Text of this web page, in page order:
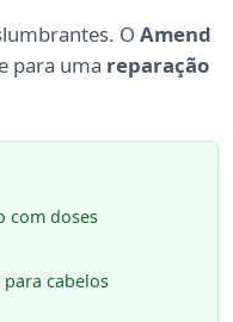
O Amend
para uma reparação
com doses
cabelos